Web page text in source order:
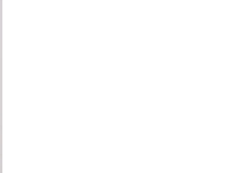
«IT Essentials
забезпечення
Data & Analytics
дані та
з основ роботи
усунення
новітніх
даних та